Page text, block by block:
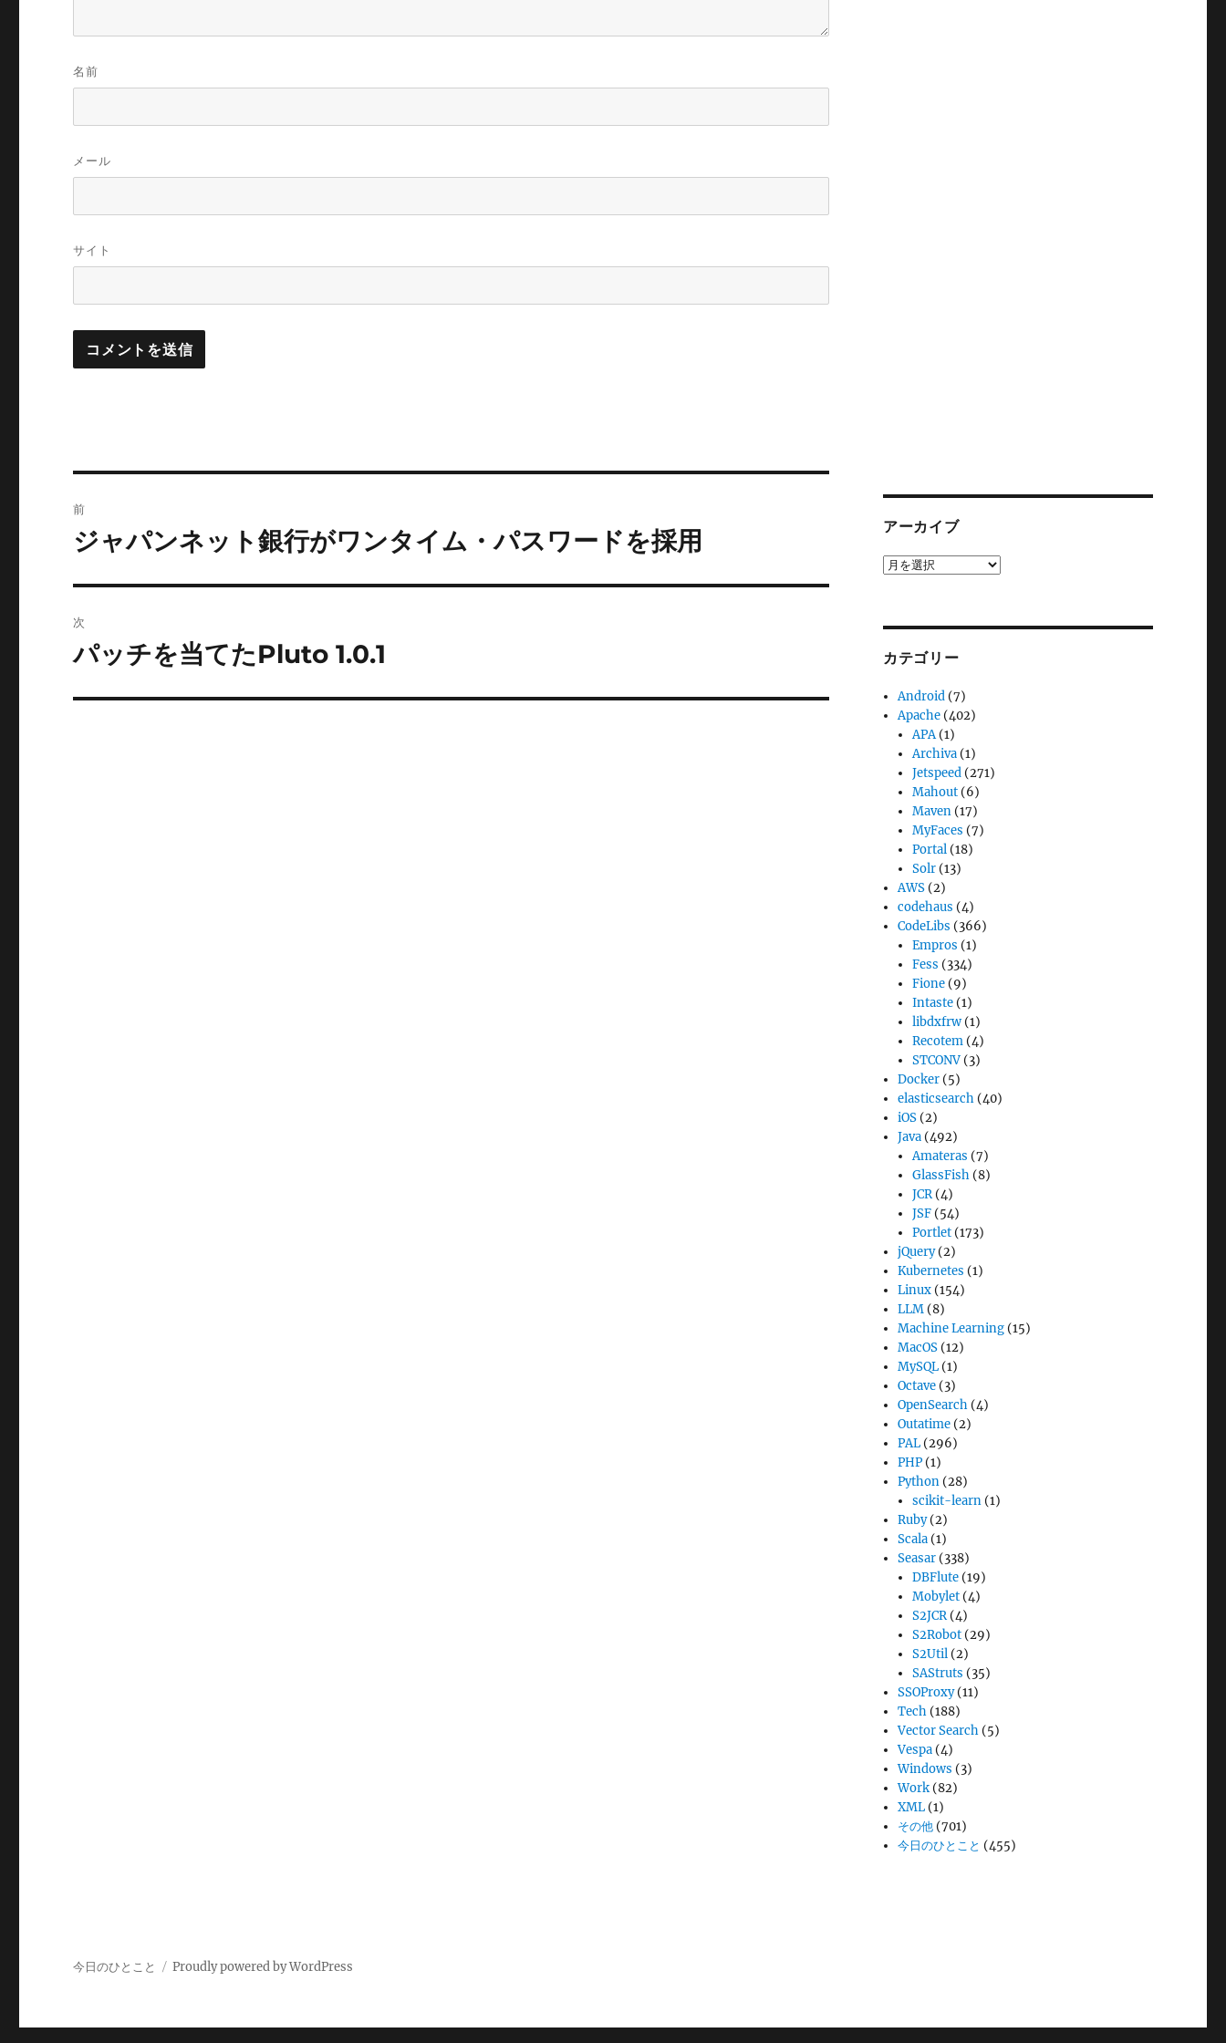
名前
メール
サイト
稿
ゲ
前
前
投
稿:
ジャパンネット銀行がワンタイム・パスワードを採用
次
次
投
パッチを当てたPluto 1.0.1
アーカイブ
ア
カテゴリー
Android (7)
Apache (402)
APA(1)
Archiva (1)
Jetspeed (271)
Mahout (6)
Maven (17)
MyFaces (7)
Portal (18)
Solr (13)
AWS (2)
codehaus (4)
CodeLibs (366)
Empros (1)
Fess (334)
Fione (9)
Intaste (1)
libdxfrw (1)
Recotem (4)
STCONV (3)
Docker (5)
elasticsearch (40)
iOS (2)
Java (492)
Amateras (7)
GlassFish (8)
JCR(4)
JSF (54)
Portlet (173)
jQuery(2)
Kubernetes (1)
Linux (154)
LLM (8)
Machine Learning (15)
MacOS (12)
MySQL (1)
Octave (3)
OpenSearch (4)
Outatime (2)
PAL (296)
PHP (1)
Python (28)
scikit-learn (1)
Ruby(2)
Scala (1)
Seasar (338)
DBFlute (19)
Mobylet (4)
S2JCR(4)
S2Robot (29)
S2Util (2)
SAStruts (35)
SSOProxy(11)
Tech (188)
Vector Search (5)
Vespa (4)
Windows (3)
Work (82)
XML (1)
その他 (701)
今日のひとこと (455)
今日のひとこと Proudly powered by WordPress